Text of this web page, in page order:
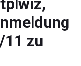
11 zu